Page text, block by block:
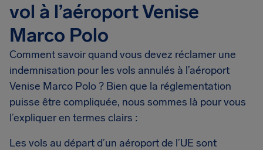
vol à l’aéroport Venise
Marco Polo
Comment savoir quand vous devez réclamer une
indemnisation pour les vols annulés à l’aéroport
Venise Marco Polo ? Bien que la réglementation
puisse être compliquée, nous sommes là pour vous
l’expliquer en termes clairs :
Les vols au départ d’un aéroport de l’UE sont